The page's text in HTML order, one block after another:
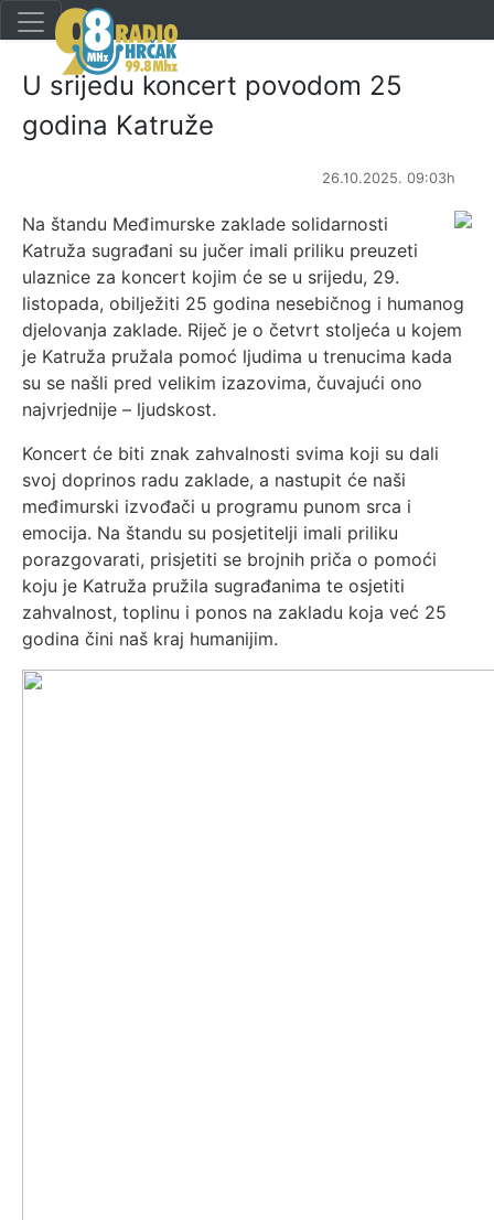
U srijedu koncert povodom 25
godina Katruže
26.10.2025. 09:03h
Na štandu Međimurske zaklade solidarnosti
Katruža sugrađani su jučer imali priliku preuzeti
ulaznice za koncert kojim će se u srijedu, 29.
listopada, obilježiti 25 godina nesebičnog i humanog
djelovanja zaklade. Riječ je o četvrt stoljeća u kojem
je Katruža pružala pomoć ljudima u trenucima kada
su se našli pred velikim izazovima, čuvajući ono
najvrjednije – ljudskost.
Koncert će biti znak zahvalnosti svima koji su dali
svoj doprinos radu zaklade, a nastupit će naši
međimurski izvođači u programu punom srca i
emocija. Na štandu su posjetitelji imali priliku
porazgovarati, prisjetiti se brojnih priča o pomoći
koju je Katruža pružila sugrađanima te osjetiti
zahvalnost, toplinu i ponos na zakladu koja već 25
godina čini naš kraj humanijim.